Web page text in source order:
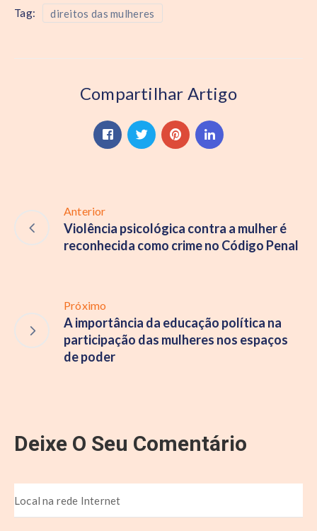
Tag: direitos das mulheres
Compartilhar Artigo
Anterior
Violência psicológica contra a mulher é
reconhecida como crime no Código Penal
Próximo
A importância da educação política na
participação das mulheres nos espaços
de poder
Deixe O Seu Comentário